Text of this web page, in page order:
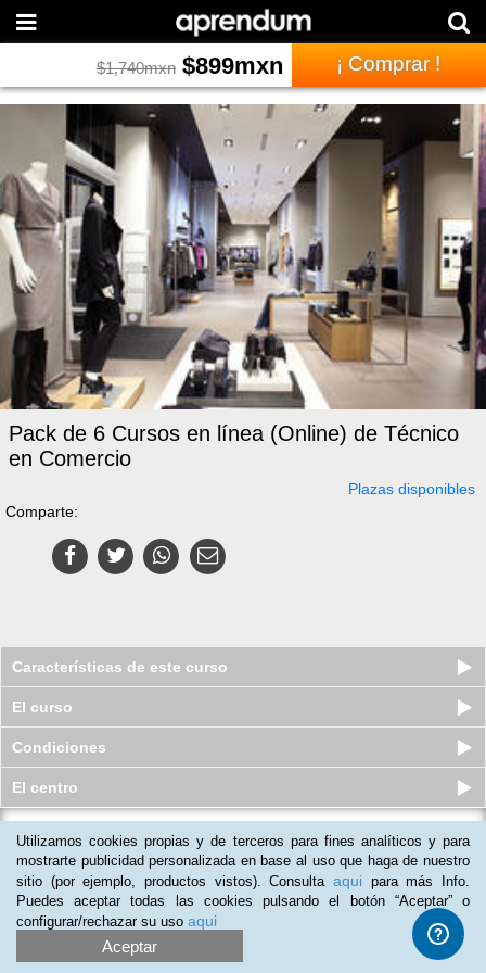
$1,740mxn $899mxn ¡ Comprar !
Pack de 6 Cursos en línea (Online) de Técnico
en Comercio
Plazas disponibles
Comparte:
Características de este curso
El curso
Condiciones
El centro
Curso en línea (Online) de Actitud
Emprendedora y Oportunidade...
Plazas disponibles
$ 1,560mxn $960mxn
Utilizamos cookies propias y de terceros para fines analíticos y para
mostrarte publicidad personalizada en base al uso que haga de nuestro
sitio (por ejemplo, productos vistos). Consulta aqui para más Info.
Puedes aceptar todas las cookies pulsando el botón “Aceptar” o
configurar/rechazar su uso aqui
Aceptar